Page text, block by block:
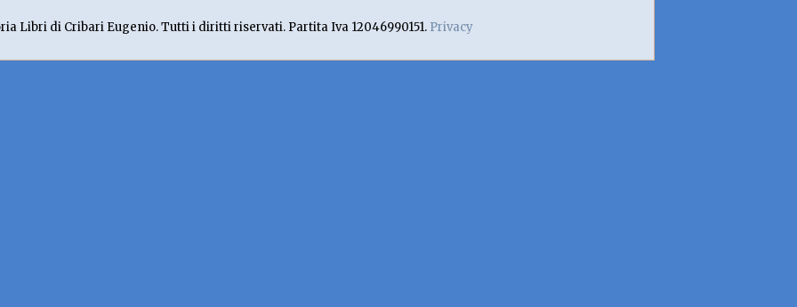
Libri di Cribari Eugenio. Tutti i diritti riservati. Partita Iva 12046990151. Privacy